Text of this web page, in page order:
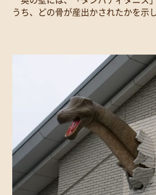
うち、どの骨が産出かされたかを示